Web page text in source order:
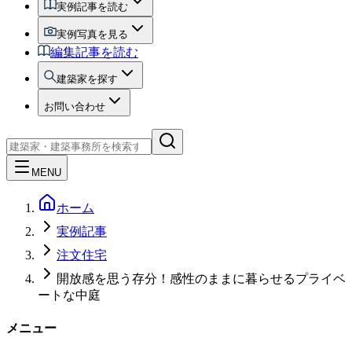
実例記事を読む
実例写真を見る
編集記事を読む
建築家を探す
お問い合わせ
MENU
ホーム
実例記事
注文住宅
開放感を思う存分！感性のままに暮らせるプライベ
ートな中庭
メニュー